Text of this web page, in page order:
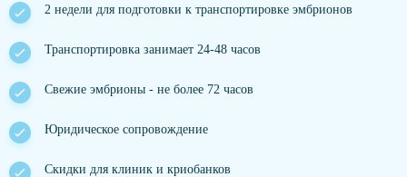
2 недели для подготовки к транспортировке эмбрионов
Транспортировка занимает 24-48 часов
Свежие эмбрионы - не более 72 часов
Юридическое сопровождение
Скидки для клиник и криобанков